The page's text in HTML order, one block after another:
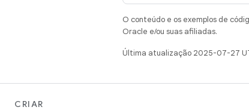
O conteúdo e os exemplos de
Oracle e/ou suas afiliadas.
Última atualização 2025-07-27
CRIAR